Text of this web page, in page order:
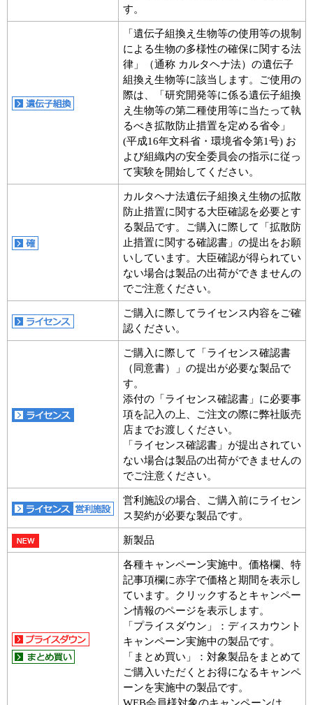
す。
「遺伝子組換え生物等の使用等の規制
による生物の多様性の確保に関する法
律」（通称 カルタヘナ法）の遺伝子
組換え生物等に該当します。ご使用の
際は、「研究開発等に係る遺伝子組換
え生物等の第二種使用等に当たって執
るべき拡散防止措置を定める省令」
(平成16年文科省・環境省令第1号) お
よび組織内の安全委員会の指示に従っ
て実験を開始してください。
カルタヘナ法遺伝子組換え生物の拡散
防止措置に関する大臣確認を必要とす
る製品です。ご購入に際して「拡散防
止措置に関する確認書」の提出をお願
いしています。大臣確認が得られてい
ない場合は製品の出荷ができませんの
でご注意ください。
ご購入に際してライセンス内容をご確
認ください。
ご購入に際して「ライセンス確認書
（同意書）」の提出が必要な製品で
す。
添付の「ライセンス確認書」に必要事
項を記入の上、ご注文の際に弊社販売
店までお渡しください。
「ライセンス確認書」が提出されてい
ない場合は製品の出荷ができませんの
でご注意ください。
営利施設の場合、ご購入前にライセン
ス契約が必要な製品です。
新製品
各種キャンペーン実施中。価格欄、特
記事項欄に赤字で価格と期間を表示し
ています。クリックするとキャンペー
ン情報のページを表示します。
「プライスダウン」：ディスカウント
キャンペーン実施中の製品です。
「まとめ買い」：対象製品をまとめて
ご購入いただくとお得になるキャンペ
ーンを実施中の製品です。